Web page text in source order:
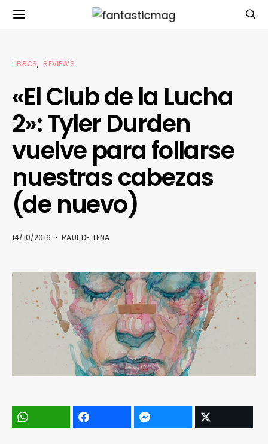
LIBROS REVIEWS
«El Club de la Lucha
2»: Tyler Durden
vuelve para follarse
nuestras cabezas
(de nuevo)
14/10/2016 RAÜL DE TENA